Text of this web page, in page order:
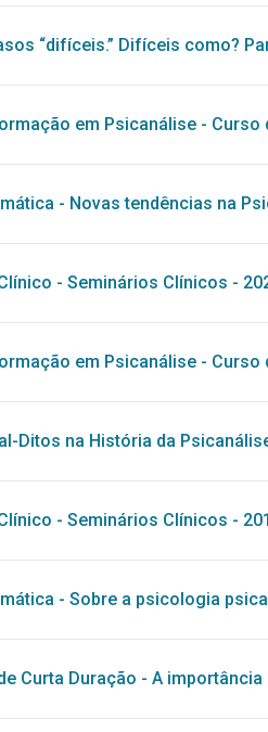
“difíceis.” Difíceis como?
em Psicanálise - Curso
- Novas tendências na
- Seminários Clínicos -
em Psicanálise - Curso
Ditos na História da
- Seminários Clínicos -
- Sobre a psicologia
Curta Duração - A importância